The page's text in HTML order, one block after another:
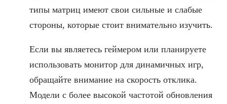
типы матриц имеют свои сильные и слабые
стороны, которые стоит внимательно изучить.
Если вы являетесь геймером или планируете
использовать монитор для динамичных игр,
обращайте внимание на скорость отклика.
Модели с более высокой частотой обновления